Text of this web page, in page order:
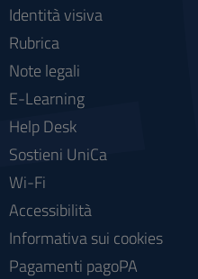
Identità visiva
Rubrica
Note legali
E-Learning
Help Desk
Sostieni UniCa
Wi-Fi
Accessibilità
Informativa sui cookies
Pagamenti pagoPA